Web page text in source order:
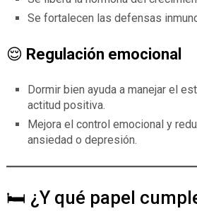
Se fortalecen las defensas
😌 Regulación emocional
Dormir bien ayuda a manejar el
actitud positiva.
Mejora el control emocional y
ansiedad o depresión.
🛏️ ¿Y qué papel